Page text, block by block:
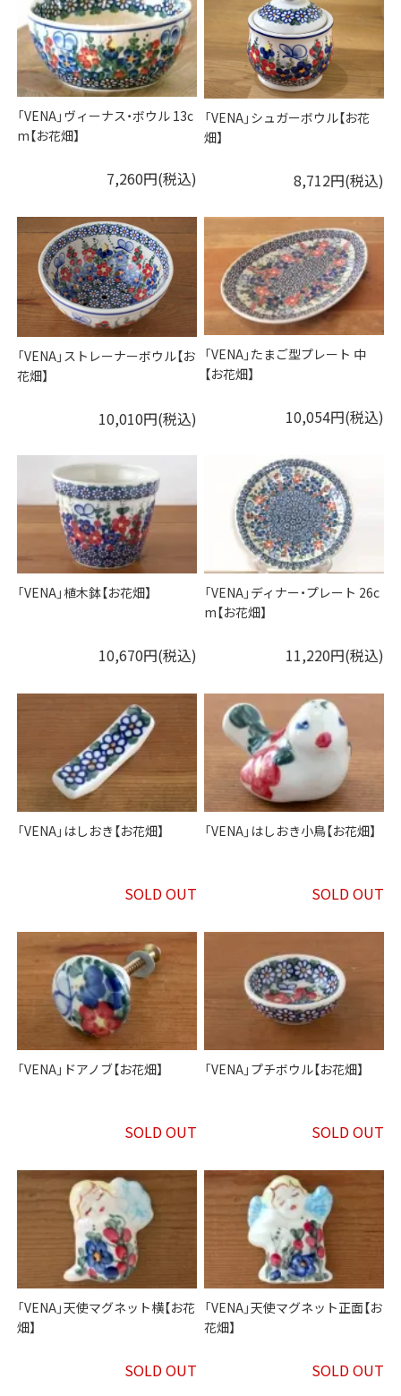
「VENA」ヴィーナス・ボウル 13c
m【お花畑】
7,260円(税込)
「VENA」シュガーボウル【お花
畑】
8,712円(税込)
「VENA」ストレーナーボウル【お
花畑】
10,010円(税込)
「VENA」たまご型プレート 中
【お花畑】
10,054円(税込)
「VENA」植木鉢【お花畑】
10,670円(税込)
「VENA」ディナー・プレート 26c
m【お花畑】
11,220円(税込)
「VENA」はしおき【お花畑】
SOLD OUT
「VENA」はしおき小鳥【お花畑】
SOLD OUT
「VENA」ドアノブ【お花畑】
SOLD OUT
「VENA」プチボウル【お花畑】
SOLD OUT
「VENA」天使マグネット横【お花
畑】
SOLD OUT
「VENA」天使マグネット正面【お
花畑】
SOLD OUT